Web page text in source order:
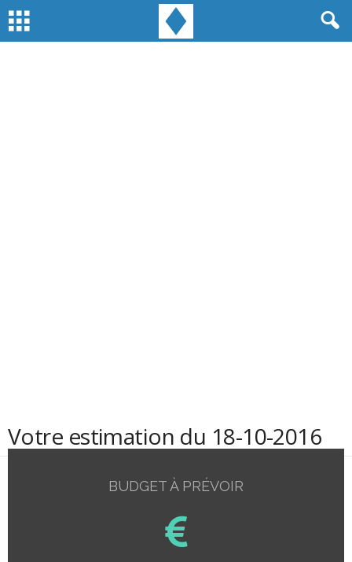
Votre estimation du 18-10-2016
BUDGET À PRÉVOIR